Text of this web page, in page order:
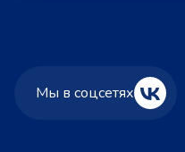
Мы в соцсетях